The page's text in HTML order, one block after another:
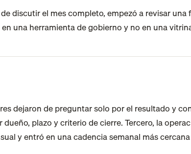
discutir el mes completo, empezó a revisar
una herramienta de gobierno y no en una
dejaron de preguntar solo por el resultado y
plazo y criterio de cierre. Tercero, la
y entró en una cadencia semanal más